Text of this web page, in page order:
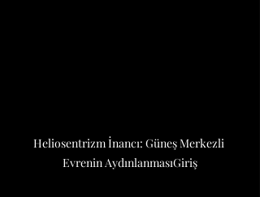
Heliosentrizm İnancı: Güneş Merkezli
Evrenin AydınlanmasıGiriş